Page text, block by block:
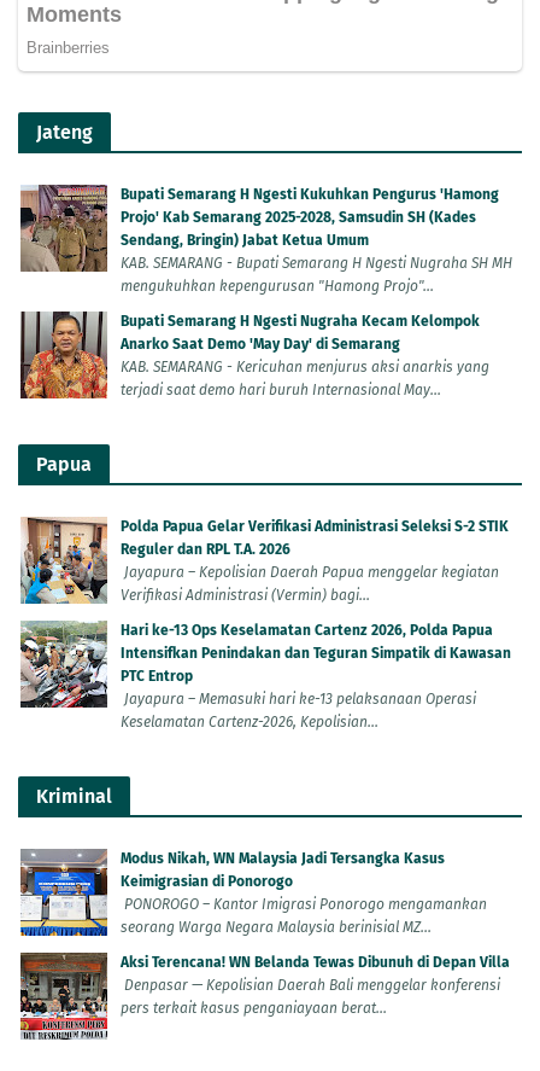
Jateng
Bupati Semarang H Ngesti Kukuhkan Pengurus 'Hamong
Projo' Kab Semarang 2025-2028, Samsudin SH (Kades
Sendang, Bringin) Jabat Ketua Umum
KAB. SEMARANG - Bupati Semarang H Ngesti Nugraha SH MH
mengukuhkan kepengurusan "Hamong Projo"...
Bupati Semarang H Ngesti Nugraha Kecam Kelompok
Anarko Saat Demo 'May Day' di Semarang
KAB. SEMARANG - Kericuhan menjurus aksi anarkis yang
terjadi saat demo hari buruh Internasional May...
Papua
Polda Papua Gelar Verifikasi Administrasi Seleksi S-2 STIK
Reguler dan RPL T.A. 2026
Jayapura – Kepolisian Daerah Papua menggelar kegiatan
Verifikasi Administrasi (Vermin) bagi...
Hari ke-13 Ops Keselamatan Cartenz 2026, Polda Papua
Intensifkan Penindakan dan Teguran Simpatik di Kawasan
PTC Entrop
Jayapura – Memasuki hari ke-13 pelaksanaan Operasi
Keselamatan Cartenz-2026, Kepolisian...
Kriminal
Modus Nikah, WN Malaysia Jadi Tersangka Kasus
Keimigrasian di Ponorogo
PONOROGO – Kantor Imigrasi Ponorogo mengamankan
seorang Warga Negara Malaysia berinisial MZ...
Aksi Terencana! WN Belanda Tewas Dibunuh di Depan Villa
Denpasar — Kepolisian Daerah Bali menggelar konferensi
pers terkait kasus penganiayaan berat...